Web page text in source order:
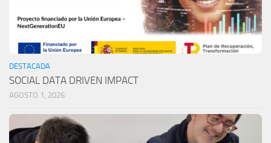
DESTACADA
SOCIAL DATA DRIVEN IMPACT
AGOSTO 1, 2026